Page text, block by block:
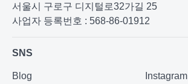
서울시 구로구 디지털로32가길 25
사업자 등록번호 : 568-86-01912
SNS
Blog Instagram